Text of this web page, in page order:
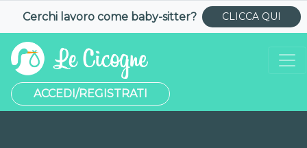
Cerchi lavoro come baby-sitter? CLICCA QUI
ACCEDI/REGISTRATI